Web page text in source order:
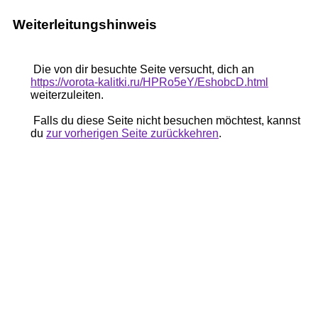
Weiterleitungshinweis
Die von dir besuchte Seite versucht, dich an
https://vorota-kalitki.ru/HPRo5eY/EshobcD.html
weiterzuleiten.
Falls du diese Seite nicht besuchen möchtest, kannst
du zur vorherigen Seite zurückkehren.